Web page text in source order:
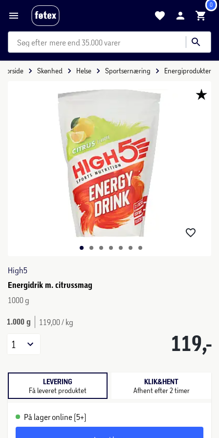
0
mere end 35.000 varer
Forside Skønhed Helse Sportsernæring Energiprodukter
High5
Energidrik m. citrussmag
1000 g
1.000 g 119,00 / kg
119,-
1
LEVERING
Få leveret produktet
KLIK&HENT
Afhent efter 2 timer
På lager online (5+)